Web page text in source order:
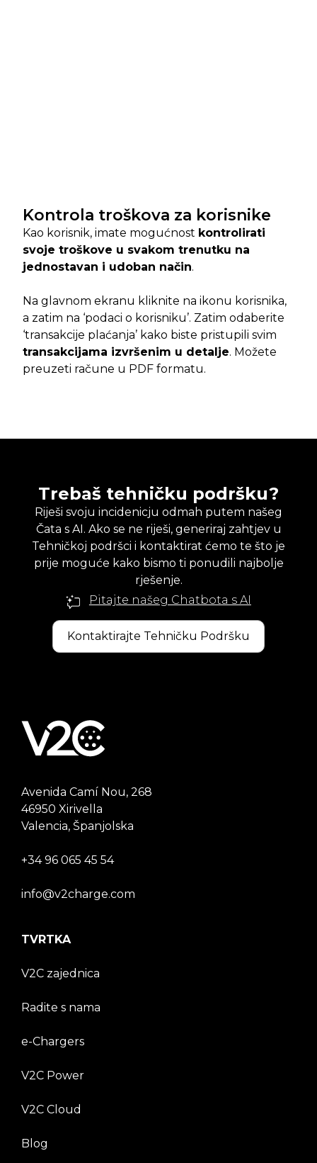
Kontrola troškova za korisnike
Kao korisnik, imate mogućnost kontrolirati
svoje troškove u svakom trenutku na
jednostavan i udoban način.
Na glavnom ekranu kliknite na ikonu korisnika,
a zatim na ‘podaci o korisniku’. Zatim odaberite
‘transakcije plaćanja’ kako biste pristupili svim
transakcijama izvršenim u detalje. Možete
preuzeti račune u PDF formatu.
Trebaš tehničku podršku?
Riješi svoju incidenicju odmah putem našeg
Čata s AI. Ako se ne riješi, generiraj zahtjev u
Tehničkoj podršci i kontaktirat ćemo te što je
prije moguće kako bismo ti ponudili najbolje
rješenje.
Pitajte našeg Chatbota s AI
Kontaktirajte Tehničku Podršku
Avenida Camí Nou, 268
46950 Xirivella
Valencia, Španjolska
+34 96 065 45 54
info@v2charge.com
TVRTKA
V2C zajednica
Radite s nama
e-Chargers
V2C Power
V2C Cloud
Blog